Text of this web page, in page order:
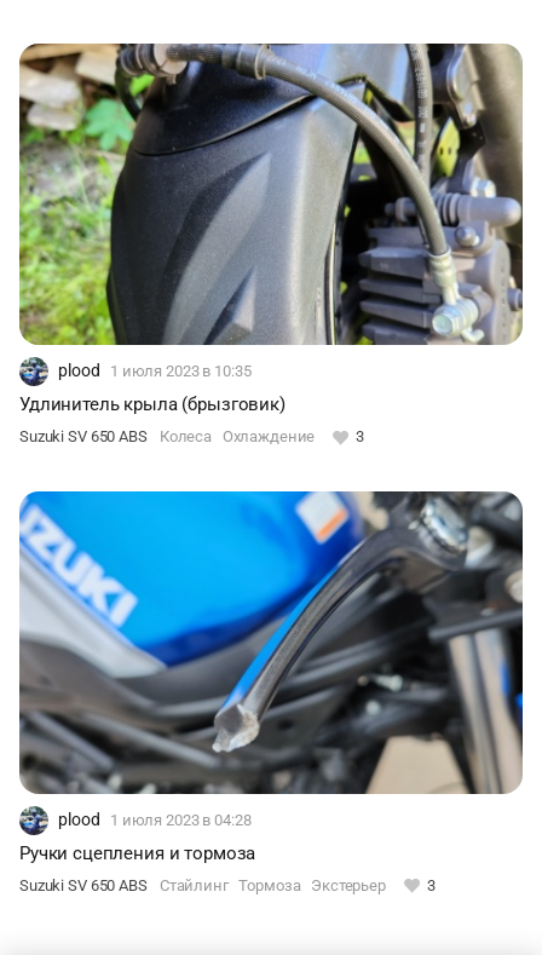
plood 1 июля 2023 в 10:35
Удлинитель крыла (брызговик)
Suzuki SV 650 ABS Колеса Охлаждение 3
plood 1 июля 2023 в 04:28
Ручки сцепления и тормоза
Suzuki SV 650 ABS Стайлинг Тормоза Экстерьер 3